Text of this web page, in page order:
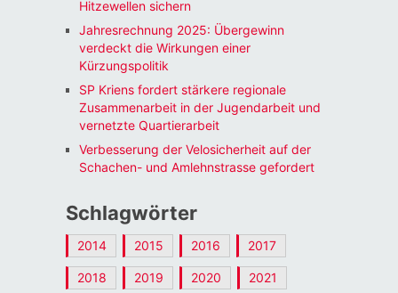
Hitzewellen sichern
Jahresrechnung 2025: Übergewinn
verdeckt die Wirkungen einer
Kürzungspolitik
SP Kriens fordert stärkere regionale
Zusammenarbeit in der Jugendarbeit und
vernetzte Quartierarbeit
Verbesserung der Velosicherheit auf der
Schachen- und Amlehnstrasse gefordert
Schlagwörter
2014 2015 2016 2017
2018 2019 2020 2021